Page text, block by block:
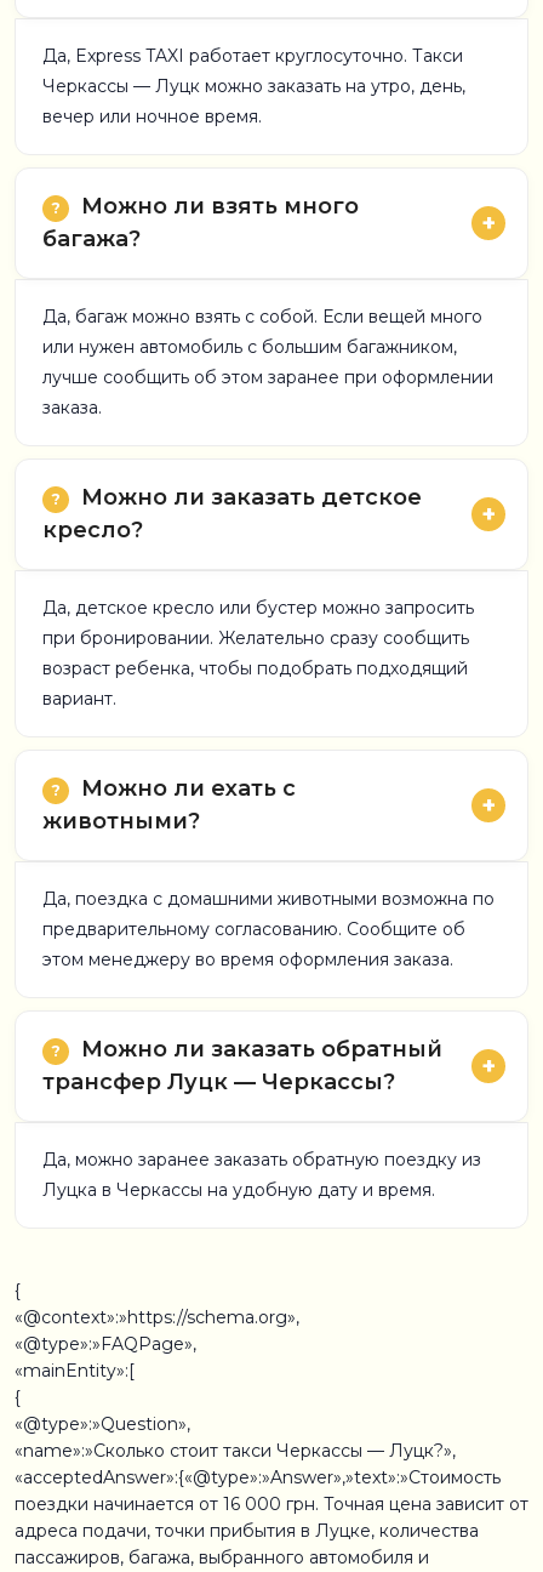
Да, Express TAXI работает круглосуточно. Такси
Черкассы — Луцк можно заказать на утро, день,
вечер или ночное время.
Можно ли взять много
багажа?
Да, багаж можно взять с собой. Если вещей много
или нужен автомобиль с большим багажником,
лучше сообщить об этом заранее при оформлении
заказа.
Можно ли заказать детское
кресло?
Да, детское кресло или бустер можно запросить
при бронировании. Желательно сразу сообщить
возраст ребенка, чтобы подобрать подходящий
вариант.
Можно ли ехать с
животными?
Да, поездка с домашними животными возможна по
предварительному согласованию. Сообщите об
этом менеджеру во время оформления заказа.
Можно ли заказать обратный
трансфер Луцк — Черкассы?
Да, можно заранее заказать обратную поездку из
Луцка в Черкассы на удобную дату и время.
{
«@context»:»https://schema.org»,
«@type»:»FAQPage»,
«mainEntity»:[
{
«@type»:»Question»,
«name»:»Сколько стоит такси Черкассы — Луцк?»,
«acceptedAnswer»:{«@type»:»Answer»,»text»:»Стоимость
поездки начинается от 16 000 грн. Точная цена зависит от
адреса подачи, точки прибытия в Луцке, количества
пассажиров, багажа, выбранного автомобиля и